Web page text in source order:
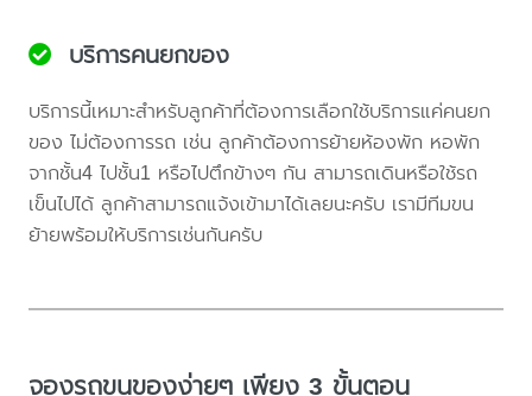
บริการคนยกของ
บริการนี้เหมาะสำหรับลูกค้าที่ต้องการเลือกใช้บริการแค่คนยก
ของ ไม่ต้องการรถ เช่น ลูกค้าต้องการย้ายห้องพัก หอพัก
จากชั้น4 ไปชั้น1 หรือไปตึกข้างๆ กัน สามารถเดินหรือใช้รถ
เข็นไปได้ ลูกค้าสามารถแจ้งเข้ามาได้เลยนะครับ เรามีทีมขน
ย้ายพร้อมให้บริการเช่นกันครับ
จองรถขนของง่ายๆ เพียง 3 ขั้นตอน